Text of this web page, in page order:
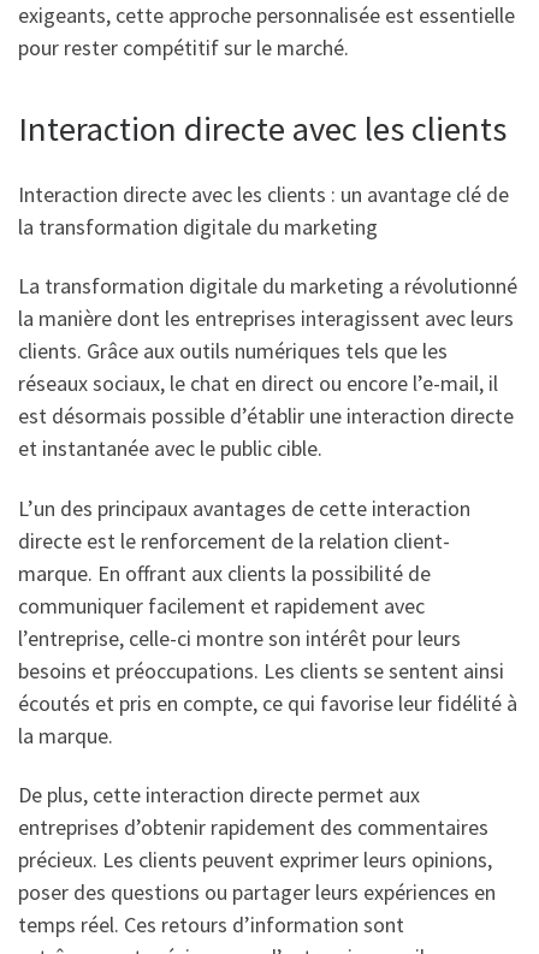
exigeants, cette approche personnalisée est essentielle
pour rester compétitif sur le marché.
Interaction directe avec les clients
Interaction directe avec les clients : un avantage clé de
la transformation digitale du marketing
La transformation digitale du marketing a révolutionné
la manière dont les entreprises interagissent avec leurs
clients. Grâce aux outils numériques tels que les
réseaux sociaux, le chat en direct ou encore l’e-mail, il
est désormais possible d’établir une interaction directe
et instantanée avec le public cible.
L’un des principaux avantages de cette interaction
directe est le renforcement de la relation client-
marque. En offrant aux clients la possibilité de
communiquer facilement et rapidement avec
l’entreprise, celle-ci montre son intérêt pour leurs
besoins et préoccupations. Les clients se sentent ainsi
écoutés et pris en compte, ce qui favorise leur fidélité à
la marque.
De plus, cette interaction directe permet aux
entreprises d’obtenir rapidement des commentaires
précieux. Les clients peuvent exprimer leurs opinions,
poser des questions ou partager leurs expériences en
temps réel. Ces retours d’information sont